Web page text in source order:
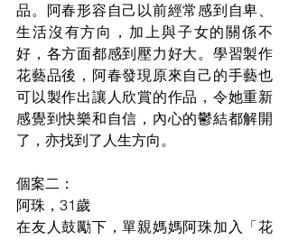
品。阿春形容自己以前經常感到自卑、
生活沒有方向，加上與子女的關係不
好，各方面都感到壓力好大。學習製作
花藝品後，阿春發現原來自己的手藝也
可以製作出讓人欣賞的作品，令她重新
感覺到快樂和自信，內心的鬱結都解開
了，亦找到了人生方向。
個案二：
阿珠，31歲
在友人鼓勵下，單親媽媽阿珠加入「花